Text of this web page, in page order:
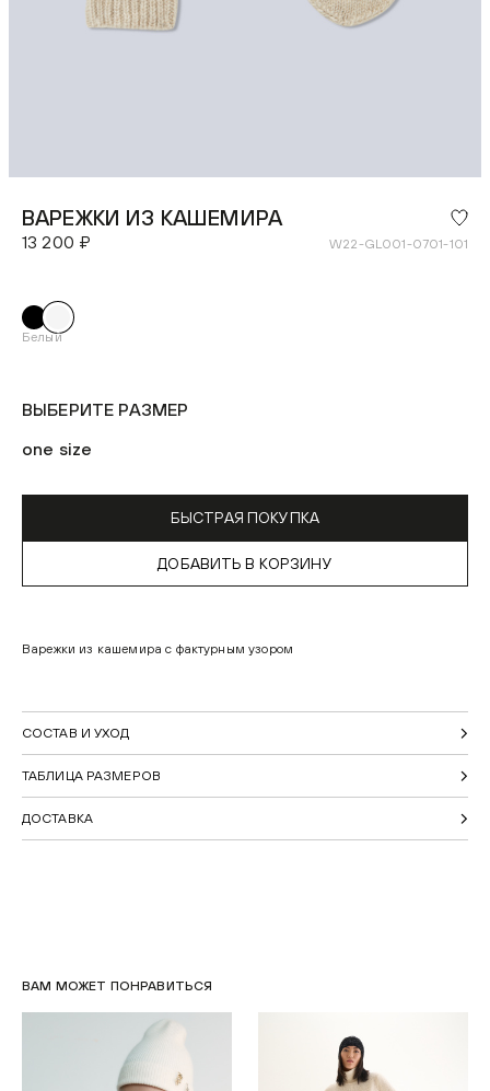
ВАРЕЖКИ ИЗ КАШЕМИРА
13 200 ₽ W22-GL001-0701-101
Белый
ВЫБЕРИТЕ РАЗМЕР
one size
БЫСТРАЯ ПОКУПКА
ДОБАВИТЬ В КОРЗИНУ
Варежки из кашемира с фактурным узором
СОСТАВ И УХОД
ТАБЛИЦА РАЗМЕРОВ
ДОСТАВКА
ВАМ МОЖЕТ ПОНРАВИТЬСЯ